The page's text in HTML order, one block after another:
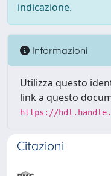
indicazione.
Informazioni
Utilizza questo
link a questo
https://
Citazioni